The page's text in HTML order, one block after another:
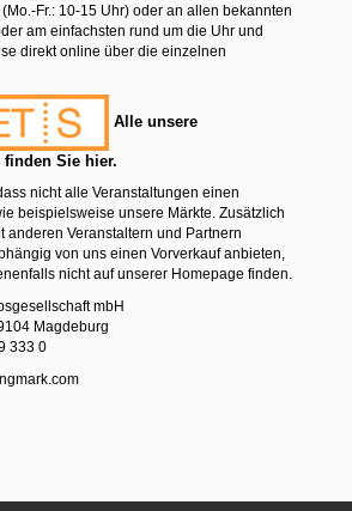
Fr.: 10-15 Uhr) oder an allen bekannten
am einfachsten rund um die Uhr und
direkt online über die einzelnen
Alle unsere
finden Sie hier.
nicht alle Veranstaltungen einen
beispielsweise unsere Märkte. Zusätzlich
anderen Veranstaltern und Partnern
von uns einen Vorverkauf anbieten,
nicht auf unserer Homepage finden.
mbH
Magdeburg
333 0